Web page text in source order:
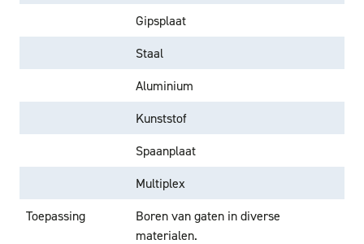
Gipsplaat
Staal
Aluminium
Kunststof
Spaanplaat
Multiplex
Toepassing
Boren van gaten in diverse
materialen.